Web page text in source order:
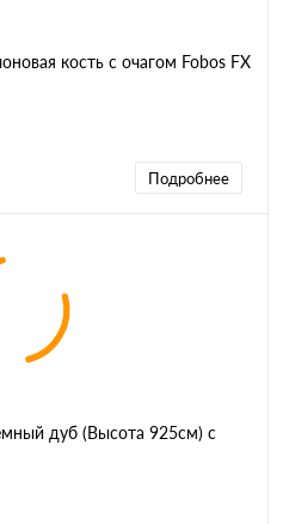
кость с очагом Fobos FX
Подробнее
дуб (Высота 925см) с